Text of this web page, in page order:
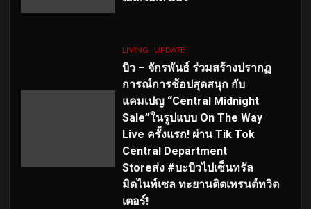
LIVING UPDATE
บิว – จักรพันธ์ ร่วมสร้างปรากฏ
การณ์การช้อปสุดสนุก กับ
แคมเปญ “Central Midnight
Sale”ในรูปแบบ On The Way
Live ครั้งแรก! ผ่าน Tik Tok
Central Department
Storeส่ง #บะบิวไปเซ็นทรัล
มิดไนท์เซล ทะยานติดเทรนด์ทวิต
เตอร์!